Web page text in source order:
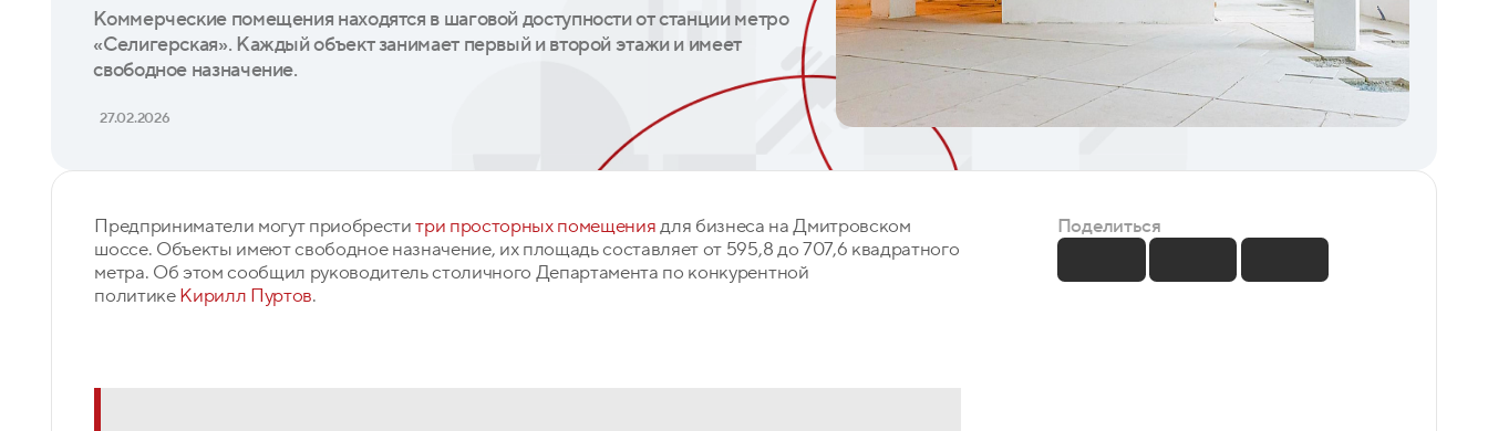
Коммерческие помещения находятся в шаговой доступности от станции метро
«Селигерская». Каждый объект занимает первый и второй этажи и имеет
свободное назначение.
27.02.2026
Предприниматели могут приобреститри просторных помещениядля бизнеса на Дмитровском
шоссе. Объекты имеют свободное назначение, их площадь составляет от 595,8 до 707,6 квадратного
метра. Об этом сообщил руководитель столичного Департамента по конкурентной
политикеКирилл Пуртов.
Поделиться